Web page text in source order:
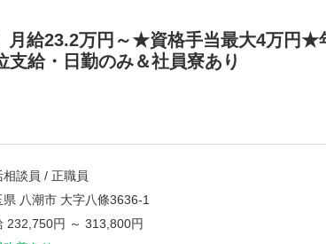
月給23.2万円～★資格手当最大4万円★
支給・日勤のみ＆社員寮あり
相談員 / 正職員
県 八潮市 大字八條3636-1
232,750円 ～313,800円